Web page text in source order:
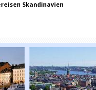
Skandinavien